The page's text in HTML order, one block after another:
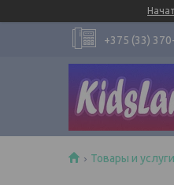
+375 (33)
Товары и услуги